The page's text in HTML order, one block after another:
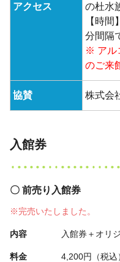
アクセス
の杜水
【時
分間隔
※ アル
のご来
協賛 株式会
入館券
〇 前売り入館券
※完売いたしました。
内容 入館券＋オリ
料金 4,200円（税込